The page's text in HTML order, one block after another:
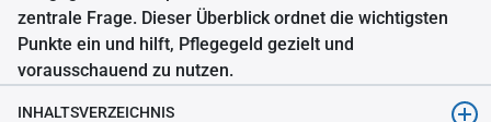
zentrale Frage. Dieser Überblick ordnet die wichtigsten
Punkte ein und hilft, Pflegegeld gezielt und
vorausschauend zu nutzen.
INHALTSVERZEICHNIS